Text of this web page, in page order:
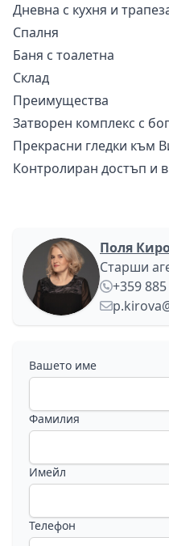
Дневна с кухня и
Спалня
Баня с тоалетна
Склад
Преимущества
Затворен комплекс с
Прекрасни гледки към
Контролиран достъп и
Поля
Старши
+359
Вашето име
Фамилия
Имейл
Телефон